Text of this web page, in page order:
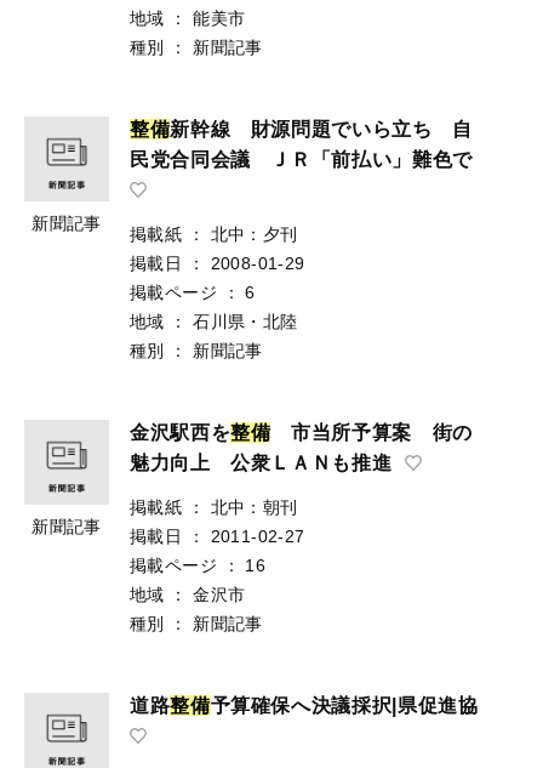
地域
：
能美市
種別
： 新聞記事
新聞記事
整備新幹線 財源問題でいら立ち 自
民党合同会議 ＪＲ「前払い」難色で
掲載紙 ：
北中：夕刊
掲載日
：
2008-01-29
掲載ページ
：
6
地域
：
石川県・北陸
種別
： 新聞記事
新聞記事
金沢駅西を整備 市当所予算案 街の
魅力向上 公衆ＬＡＮも推進
掲載紙 ：
北中：朝刊
掲載日
：
2011-02-27
掲載ページ
：
16
地域
：
金沢市
種別
： 新聞記事
道路整備予算確保へ決議採択|県促進協